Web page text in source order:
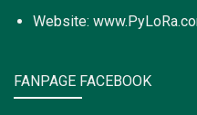
Website:
FANPAGE FACEBOOK